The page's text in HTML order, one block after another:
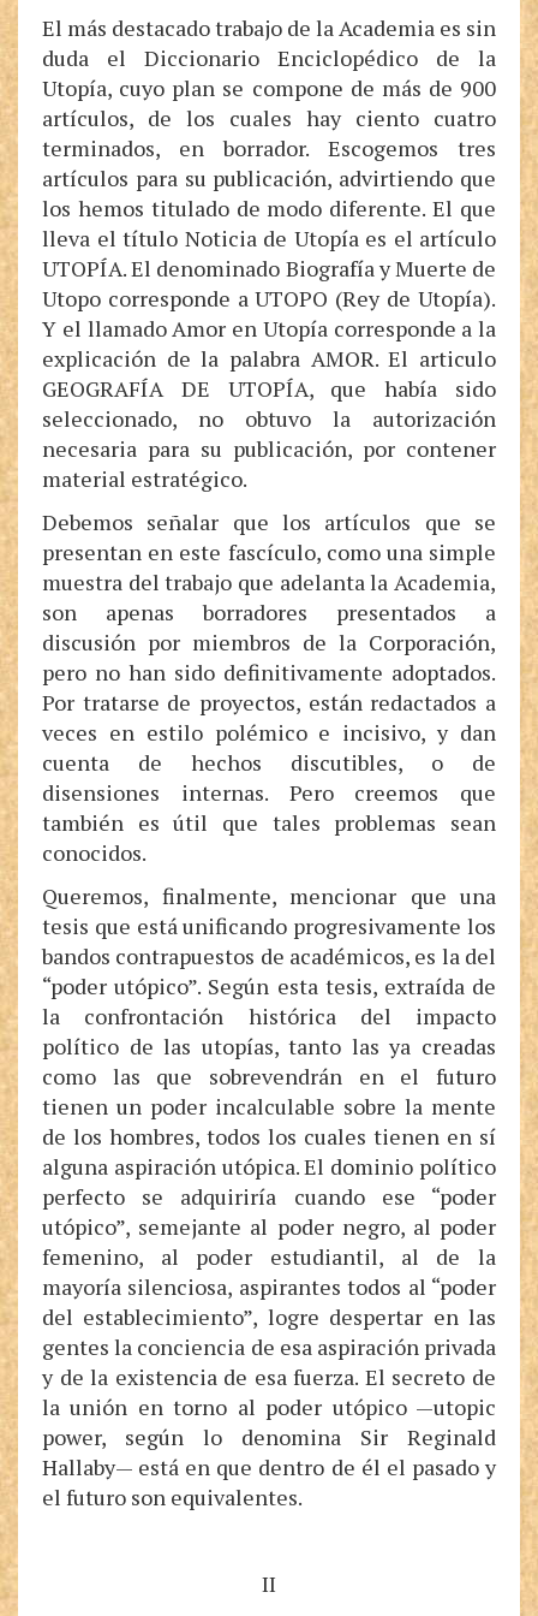
El más destacado trabajo de la Academia es sin
duda el Diccionario Enciclopédico de la
Utopía, cuyo plan se compone de más de 900
artículos, de los cuales hay ciento cuatro
terminados, en borrador. Escogemos tres
artículos para su publicación, advirtiendo que
los hemos titulado de modo diferente. El que
lleva el título Noticia de Utopía es el artículo
UTOPÍA. El denominado Biografía y Muerte de
Utopo corresponde a UTOPO (Rey de Utopía).
Y el llamado Amor en Utopía corresponde a la
explicación de la palabra AMOR. El articulo
GEOGRAFÍA DE UTOPÍA, que había sido
seleccionado, no obtuvo la autorización
necesaria para su publicación, por contener
material estratégico.
Debemos señalar que los artículos que se
presentan en este fascículo, como una simple
muestra del trabajo que adelanta la Academia,
son apenas borradores presentados a
discusión por miembros de la Corporación,
pero no han sido definitivamente adoptados.
Por tratarse de proyectos, están redactados a
veces en estilo polémico e incisivo, y dan
cuenta de hechos discutibles, o de
disensiones internas. Pero creemos que
también es útil que tales problemas sean
conocidos.
Queremos, finalmente, mencionar que una
tesis que está unificando progresivamente los
bandos contrapuestos de académicos, es la del
“poder utópico”. Según esta tesis, extraída de
la confrontación histórica del impacto
político de las utopías, tanto las ya creadas
como las que sobrevendrán en el futuro
tienen un poder incalculable sobre la mente
de los hombres, todos los cuales tienen en sí
alguna aspiración utópica. El dominio político
perfecto se adquiriría cuando ese “poder
utópico”, semejante al poder negro, al poder
femenino, al poder estudiantil, al de la
mayoría silenciosa, aspirantes todos al “poder
del establecimiento”, logre despertar en las
gentes la conciencia de esa aspiración privada
y de la existencia de esa fuerza. El secreto de
la unión en torno al poder utópico —utopic
power, según lo denomina Sir Reginald
Hallaby— está en que dentro de él el pasado y
el futuro son equivalentes.
II